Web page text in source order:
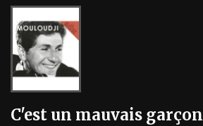
C'est un mauvais garçon